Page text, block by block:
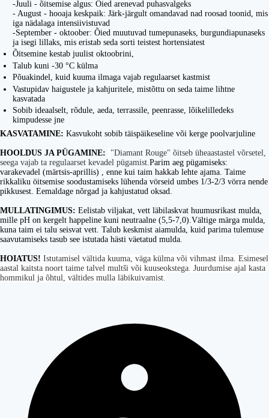
-Juuli - õitsemise algus: Õied arenevad puhasvalgeks
- August - hooaja keskpaik: Järk-järgult omandavad nad roosad toonid, mis
iga nädalaga intensiivistuvad
-September - oktoober: Õied muutuvad tumepunaseks, burgundiapunaseks
ja isegi lillaks, mis eristab seda sorti teistest hortensiatest
Õitsemine kestab juulist oktoobrini,
Talub kuni -30 °C külma
Põuakindel, kuid kuuma ilmaga vajab regulaarset kastmist
Vastupidav haigustele ja kahjuritele, mistõttu on seda taime lihtne
kasvatada
Sobib ideaalselt, rõdule, aeda, terrassile, peenrasse, lõikelilledeks
kimpudesse jne
KASVATAMINE: Kasvukoht sobib täispäikeseline või kerge poolvarjuline
HOOLDUS JA PÜGAMINE:
"Diamant Rouge" õitseb üheaastastel võrsetel,
seega vajab ta regulaarset kevadel pügamist.Parim aeg pügamiseks:
varakevadel (märtsis-aprillis) , enne kui taim hakkab lehte ajama. Taime
rikkaliku öitsemise soodustamiseks lühenda vörseid umbes 1/3-2/3 vörra nende
pikkusest. Eemaldage nõrgad ja kahjustatud oksad.
MULLATINGIMUS: Eelistab viljakat, vett läbilaskvat huumusrikast mulda,
mille pH on kergelt happeline kuni neutraalne (5,5-7,0).Vältige märga mulda,
kuna taim ei talu seisvat vett. Talub keskmist aiamulda, kuid parima tulemuse
saavutamiseks tasub see istutada hästi väetatud mulda.
HOIATUS! Istutamisel vältida kuuma, väga külma või vihmast ilma. Esimesel
aastal kaitsta noort taime talvel multši või kuuseokstega. Juurdumise ajal kasta
hommikul ja õhtul, vältides mulla läbikuivamist.